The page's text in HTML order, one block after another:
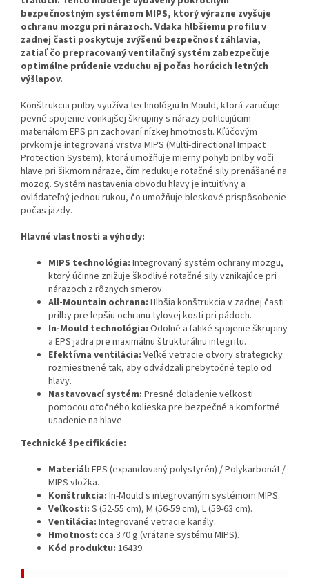
bezpečnostným systémom MIPS, ktorý výrazne zvyšuje
ochranu mozgu pri nárazoch. Vďaka hlbšiemu profilu v
zadnej časti poskytuje zvýšenú bezpečnosť záhlavia,
zatiaľ čo prepracovaný ventilačný systém zabezpečuje
optimálne prúdenie vzduchu aj počas horúcich letných
výšlapov.
Konštrukcia prilby využíva technológiu In-Mould, ktorá zaručuje
pevné spojenie vonkajšej škrupiny s nárazy pohlcujúcim
materiálom EPS pri zachovaní nízkej hmotnosti. Kľúčovým
prvkom je integrovaná vrstva MIPS (Multi-directional Impact
Protection System), ktorá umožňuje mierny pohyb prilby voči
hlave pri šikmom náraze, čím redukuje rotačné sily prenášané na
mozog. Systém nastavenia obvodu hlavy je intuitívny a
ovládateľný jednou rukou, čo umožňuje bleskové prispôsobenie
počas jazdy.
Hlavné vlastnosti a výhody:
MIPS technológia: Integrovaný systém ochrany mozgu,
ktorý účinne znižuje škodlivé rotačné sily vznikajúce pri
nárazoch z rôznych smerov.
All-Mountain ochrana: Hlbšia konštrukcia v zadnej časti
prilby pre lepšiu ochranu tylovej kosti pri pádoch.
In-Mould technológia: Odolné a ľahké spojenie škrupiny
a EPS jadra pre maximálnu štrukturálnu integritu.
Efektívna ventilácia: Veľké vetracie otvory strategicky
rozmiestnené tak, aby odvádzali prebytočné teplo od
hlavy.
Nastavovací systém: Presné doladenie veľkosti
pomocou otočného kolieska pre bezpečné a komfortné
usadenie na hlave.
Technické špecifikácie:
Materiál: EPS (expandovaný polystyrén) / Polykarbonát /
MIPS vložka.
Konštrukcia: In-Mould s integrovaným systémom MIPS.
Veľkosti: S (52-55 cm), M (56-59 cm), L (59-63 cm).
Ventilácia: Integrované vetracie kanály.
Hmotnosť: cca 370 g (vrátane systému MIPS).
Kód produktu: 16439.